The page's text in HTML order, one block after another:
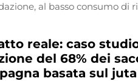
al basso consumo di
reale: caso
del 68% dei
basata sul juta